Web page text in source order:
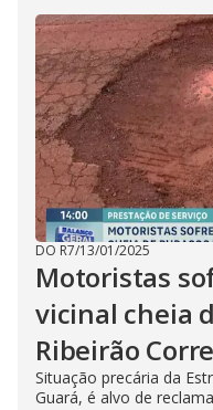
DO R7/13/01/2025
Motoristas
vicinal cheia
Ribeirão
Situação precária da
Guará, é alvo de